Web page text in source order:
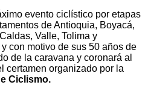
evento ciclístico por etapas
de Antioquia, Boyacá,
Valle, Tolima y
con motivo de sus 50 años de
de la caravana y coronará al
certamen organizado por la
Ciclismo.